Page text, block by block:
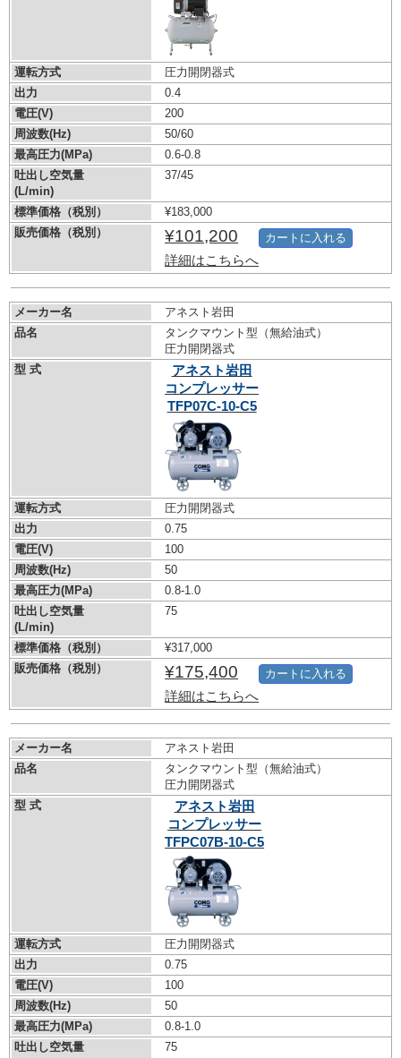
運転方式
圧力開閉器式
出力
0.4
電圧(V)
200
周波数(Hz)
50/60
最高圧力(MPa)
0.6-0.8
吐出し空気量
(L/min)
37/45
標準価格（税別）
¥183,000
販売価格（税別）
¥101,200
詳細はこちらへ
カートに入れる
メーカー名
アネスト岩田
品名
タンクマウント型（無給油式）
圧力開閉器式
型 式
アネスト岩田
コンプレッサー
TFP07C-10-C5
運転方式
圧力開閉器式
出力
0.75
電圧(V)
100
周波数(Hz)
50
最高圧力(MPa)
0.8-1.0
吐出し空気量
(L/min)
75
標準価格（税別）
¥317,000
販売価格（税別）
¥175,400
詳細はこちらへ
カートに入れる
メーカー名
アネスト岩田
品名
タンクマウント型（無給油式）
圧力開閉器式
型 式
アネスト岩田
コンプレッサー
TFPC07B-10-C5
運転方式
圧力開閉器式
出力
0.75
電圧(V)
100
周波数(Hz)
50
最高圧力(MPa)
0.8-1.0
吐出し空気量
75